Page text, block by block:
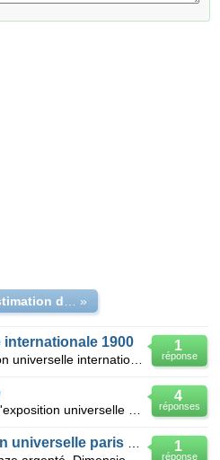
»
1
réponse
internationale 1900
4
réponses
1
réponse